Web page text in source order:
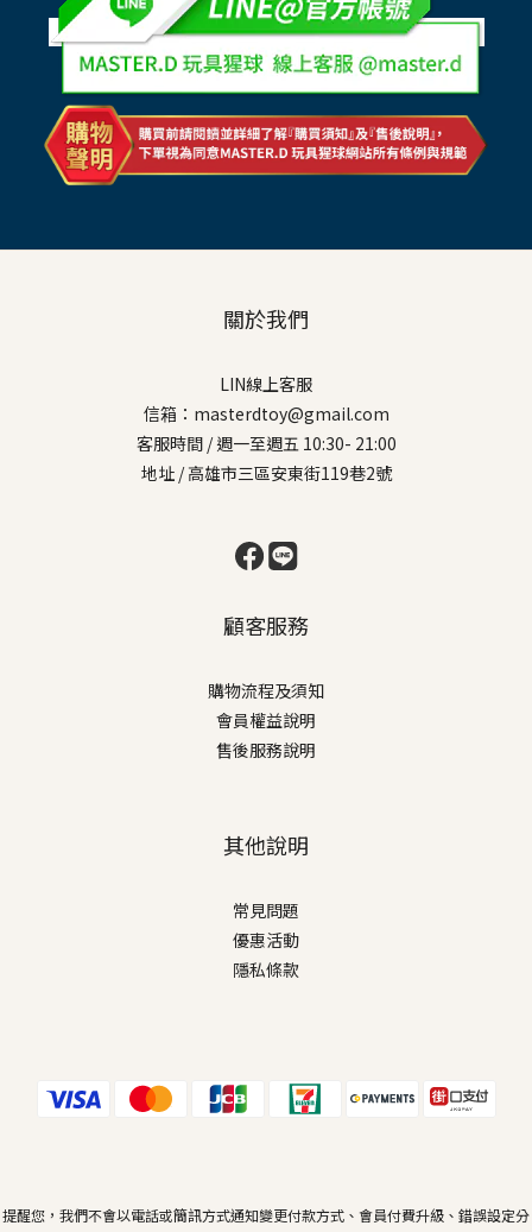
關於我們
LIN線上客服
信箱：masterdtoy@gmail.com
客服時間 / 週一至週五 10:30- 21:00
地址 / 高雄市三區安東街119巷2號
顧客服務
購物流程及須知
會員權益說明
售後服務說明
其他說明
常見問題
優惠活動
隱私條款
提醒您，我們不會以電話或簡訊方式通知變更付款方式、會員付費升級、錯誤設定分